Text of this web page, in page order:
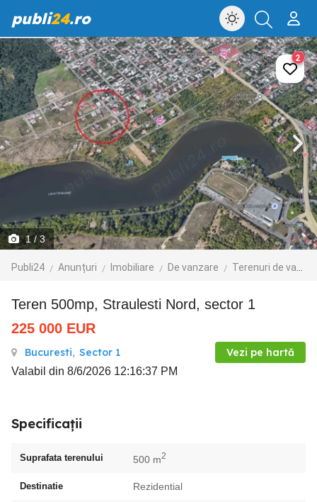
publi24.ro
1/ 3
Publi24 Anunțuri Imobiliare De vanzare Terenuri de vanzare
2
Teren 500mp, Straulesti Nord, sector 1
225 000 EUR
Bucuresti, Sector 1 Vezi pe hartă
Valabil din 8/6/2026 12:16:37 PM
Specificații
Suprafata terenului 500 m2
Destinatie Rezidential